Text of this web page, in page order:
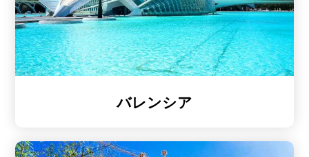
バレンシア